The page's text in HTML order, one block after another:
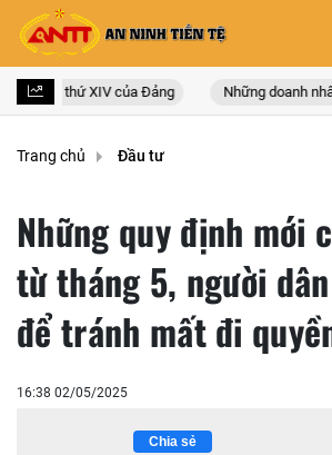
lần thứ XIV của Đảng Những doanh
Trang chủ Đầu tư
Những quy định mới
từ tháng 5, người
để tránh mất đi
16:38 02/05/2025
Chia sẻ